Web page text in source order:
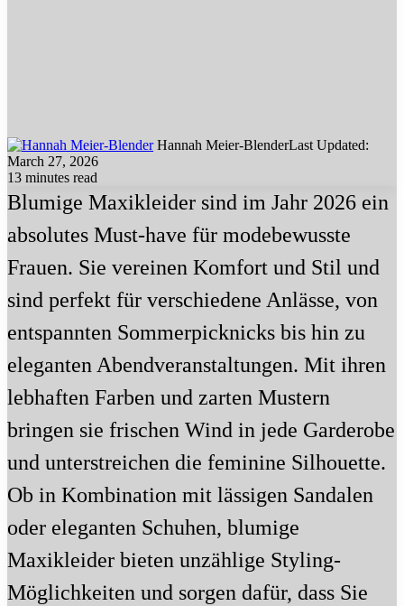
Hannah Meier-BlenderLast Updated:
March 27, 2026
13 minutes read
Blumige Maxikleider sind im Jahr 2026 ein
absolutes Must-have für modebewusste
Frauen. Sie vereinen Komfort und Stil und
sind perfekt für verschiedene Anlässe, von
entspannten Sommerpicknicks bis hin zu
eleganten Abendveranstaltungen. Mit ihren
lebhaften Farben und zarten Mustern
bringen sie frischen Wind in jede Garderobe
und unterstreichen die feminine Silhouette.
Ob in Kombination mit lässigen Sandalen
oder eleganten Schuhen, blumige
Maxikleider bieten unzählige Styling-
Möglichkeiten und sorgen dafür, dass Sie